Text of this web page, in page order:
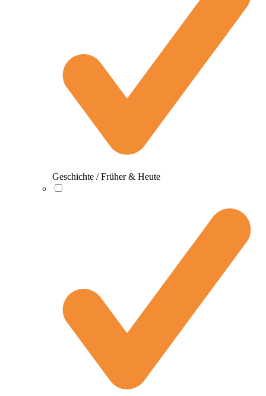
Geschichte / Früher & Heute